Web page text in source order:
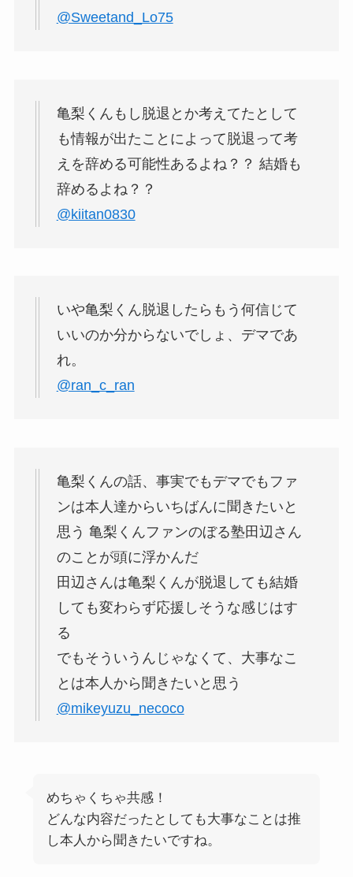
@Sweetand_Lo75
亀梨くんもし脱退とか考えてたとして
も情報が出たことによって脱退って考
えを辞める可能性あるよね？？ 結婚も
辞めるよね？？
@kiitan0830
いや亀梨くん脱退したらもう何信じて
いいのか分からないでしょ、デマであ
れ。
@ran_c_ran
亀梨くんの話、事実でもデマでもファ
ンは本人達からいちばんに聞きたいと
思う 亀梨くんファンのぼる塾田辺さん
のことが頭に浮かんだ
田辺さんは亀梨くんが脱退しても結婚
しても変わらず応援しそうな感じはす
る
でもそういうんじゃなくて、大事なこ
とは本人から聞きたいと思う
@mikeyuzu_necoco
めちゃくちゃ共感！
どんな内容だったとしても大事なことは推
し本人から聞きたいですね。